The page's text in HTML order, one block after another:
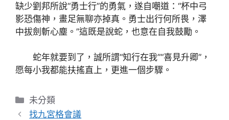
缺少劉邦所說“勇士行”的勇氣，遂自嘲道：“杯中弓
影恐傷神，畫足無聊亦掉真。勇士出行何所畏，澤
中拔劍斬心塵。”這既是說蛇，也意在自我鼓勵。
蛇年就要到了，誠所謂“知行在我”“喜見升卿”，
愿每小我都能扶搖直上，更進一個步驟。
分
類
未分類
找九宮格會議